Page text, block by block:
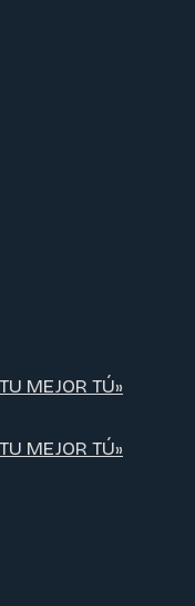
MEJOR TÚ»
MEJOR TÚ»